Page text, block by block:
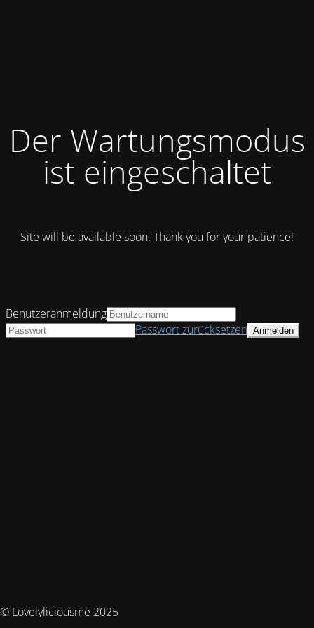
Der Wartungsmodus
ist eingeschaltet
Site will be available soon. Thank you for your patience!
© Lovelyliciousme 2025
Benutzeranmeldung
Passwort zurücksetzen